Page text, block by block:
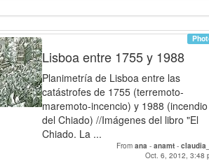
Lisboa entre 1755 y 1988
Planimetría de Lisboa entre las
catástrofes de 1755 (terremoto-
maremoto-incencio) y 1988 (incendio
del Chiado) //Imágenes del libro "El
Chiado. La ...
From ana - anamt -
Oct. 6, 2012, 3:48